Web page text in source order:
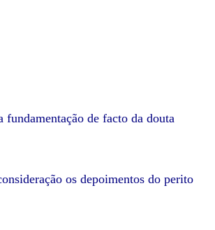
fundamentação de facto da douta
os depoimentos do perito